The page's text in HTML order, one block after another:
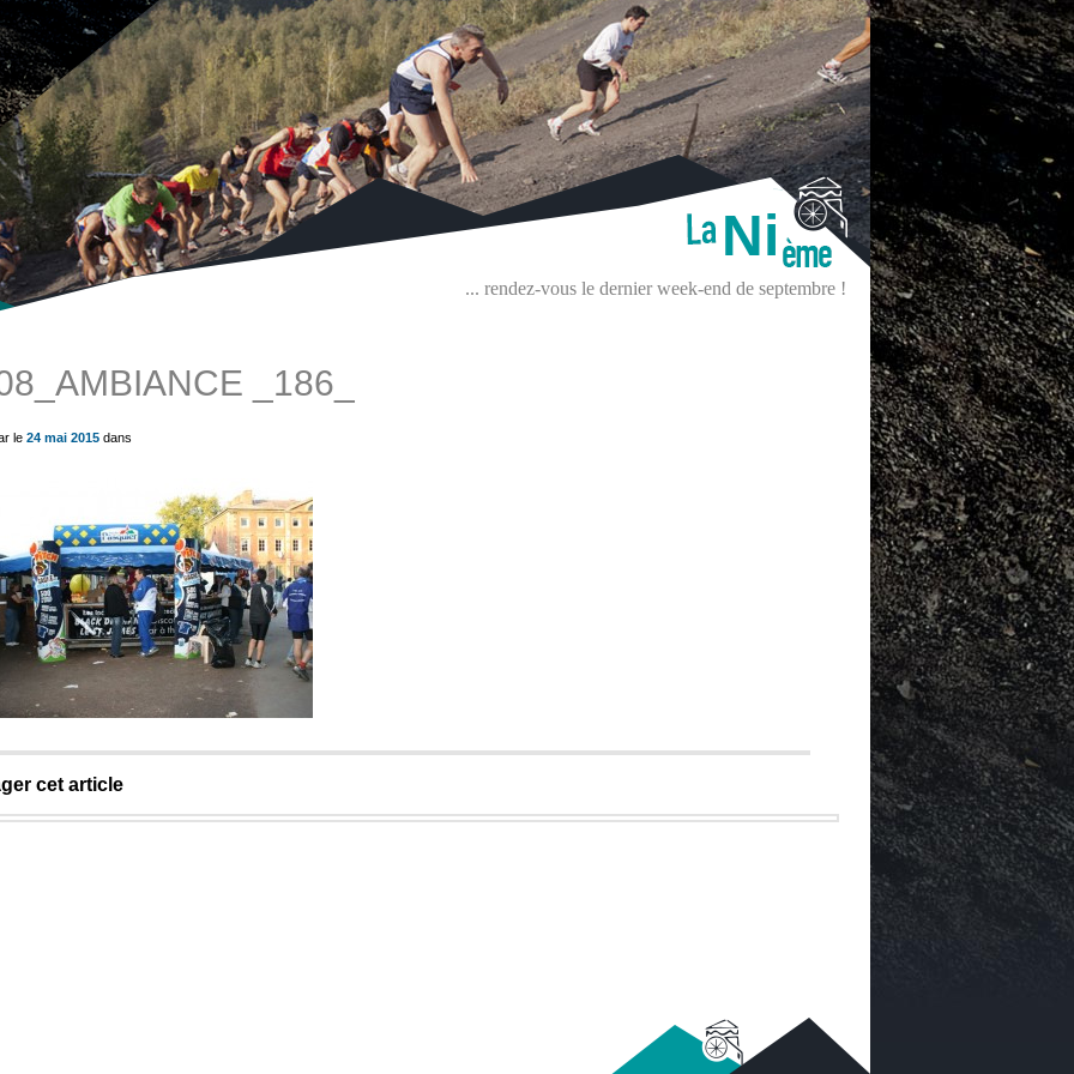
Ni
... rendez-vous le dernier week-end de septembre !
?>
_186_
le 24 mai 2015 dans
cet article